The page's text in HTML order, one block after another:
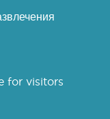
for visitors